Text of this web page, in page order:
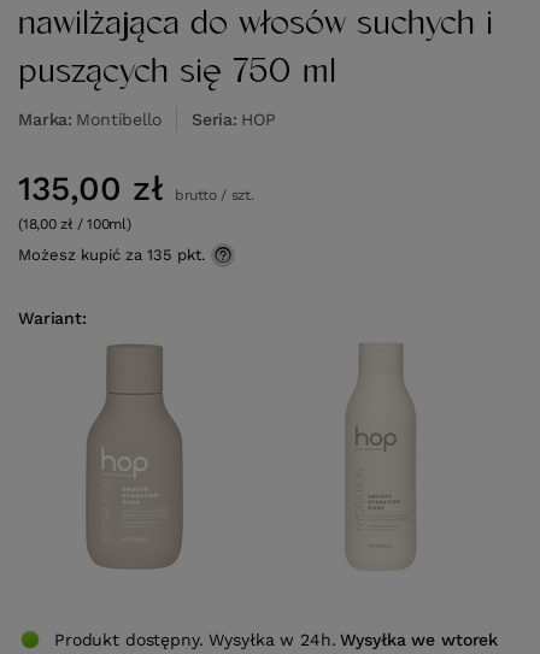
nawilżająca do włosów suchych i
puszących się 750 ml
Marka Montibello Seria HOP
Wariant
135,00 zł brutto/ szt.
(18,00 zł / 100ml)
Możesz kupić za 135 pkt.
Produkt dostępny. Wysyłka w 24h. Wysyłkawe wtorek